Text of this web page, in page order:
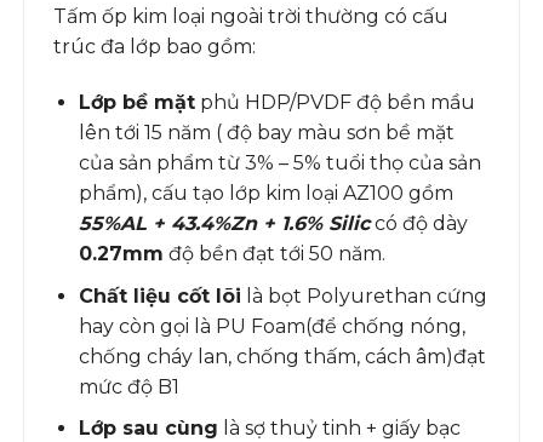
Tấm ốp kim loại ngoài trời thường có cấu
trúc đa lớp bao gồm:
Lớp bề mặtphủ HDP/PVDF độ bền mầu
lên tới 15 năm ( độ bay màu sơn bề mặt
của sản phẩm từ 3% – 5% tuổi thọ của sản
phẩm), cấu tạo lớp kim loại AZ100 gồm
55%AL + 43.4%Zn + 1.6% Siliccó độ dày
0.27mm độ bền đạt tới 50 năm.
Chất liệu cốt lõi là bọt Polyurethan cứng
hay còn gọi là PU Foam(để chống nóng,
chống cháy lan, chống thấm, cách âm)đạt
mức độ B1
Lớp sau cùng là sợ thuỷ tinh + giấy bạc